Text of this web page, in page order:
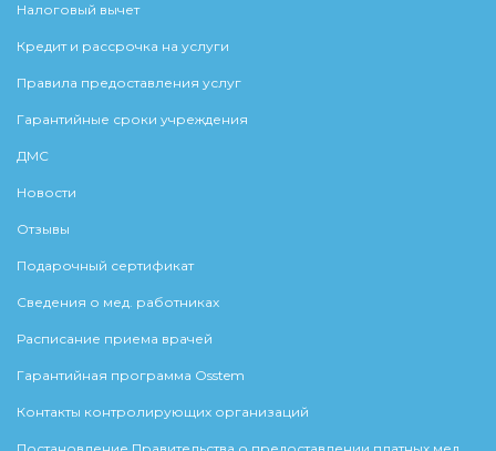
Налоговый вычет
Кредит и рассрочка на услуги
Правила предоставления услуг
Гарантийные сроки учреждения
ДМС
Новости
Отзывы
Подарочный сертификат
Сведения о мед. работниках
Расписание приема врачей
Гарантийная программа Osstem
Контакты контролирующих организаций